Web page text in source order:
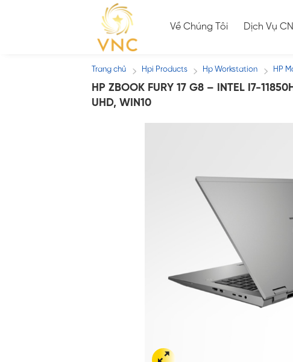
Về Chúng Tôi Dịch Vụ
Trang chủ / Hpi Products / Hp Workstation / HP
HP ZBOOK FURY 17 G8 – INTEL I7-
UHD, WIN10